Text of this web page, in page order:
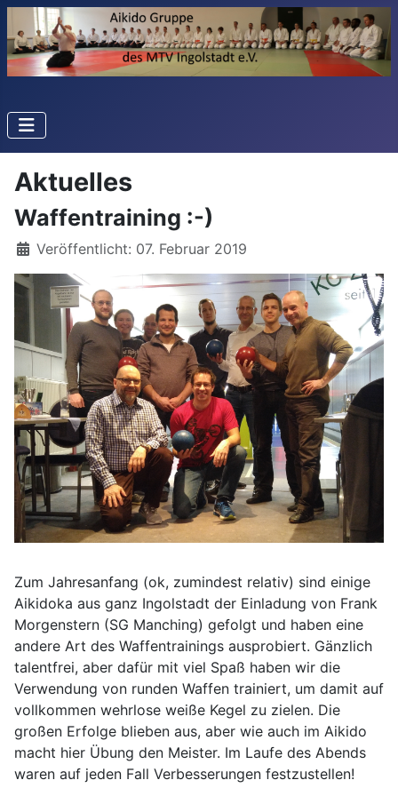
Aktuelles
Waffentraining :-)
Details
Veröffentlicht: 07. Februar 2019
Zum Jahresanfang (ok, zumindest relativ) sind einige
Aikidoka aus ganz Ingolstadt der Einladung von Frank
Morgenstern (SG Manching) gefolgt und haben eine
andere Art des Waffentrainings ausprobiert. Gänzlich
talentfrei, aber dafür mit viel Spaß haben wir die
Verwendung von runden Waffen trainiert, um damit auf
vollkommen wehrlose weiße Kegel zu zielen. Die
großen Erfolge blieben aus, aber wie auch im Aikido
macht hier Übung den Meister. Im Laufe des Abends
waren auf jeden Fall Verbesserungen festzustellen!